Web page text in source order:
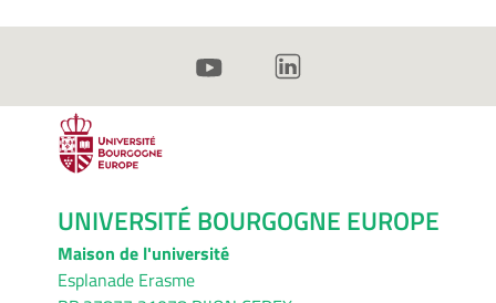
UNIVERSITÉ BOURGOGNE EUROPE
Maison de l'université
Esplanade Erasme